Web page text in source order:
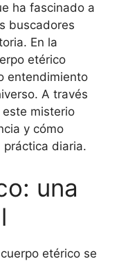
ha fascinado a
buscadores
En la
etérico
entendimiento
A través
misterio
y cómo
práctica diaria.
una
etérico se